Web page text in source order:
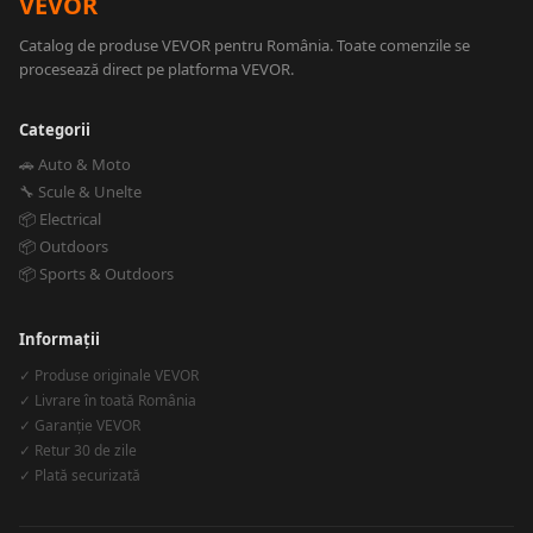
Catalog de produse VEVOR pentru România. Toate comenzile se
procesează direct pe platforma VEVOR.
Categorii
🚗 Auto & Moto
🔧 Scule & Unelte
📦 Electrical
📦 Outdoors
📦 Sports & Outdoors
Informații
✓ Produse originale VEVOR
✓ Livrare în toată România
✓ Garanție VEVOR
✓ Retur 30 de zile
✓ Plată securizată